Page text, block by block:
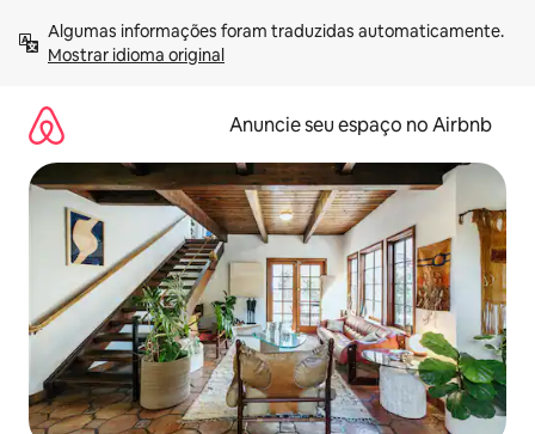
para
Mostrar idioma original
Anuncie seu espaço no Airbnb